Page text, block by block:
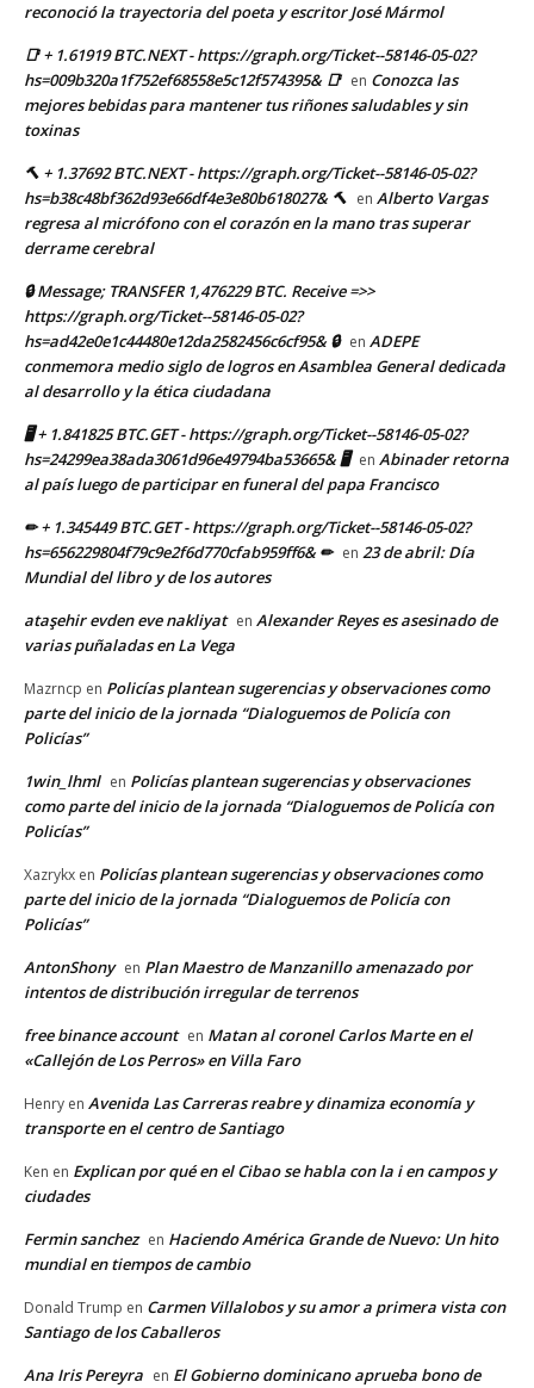
reconoció la trayectoria del poeta y escritor José Mármol
📑 + 1.61919 BTC.NEXT - https://graph.org/Ticket--58146-05-02?
hs=009b320a1f752ef68558e5c12f574395& 📑 en Conozca las
mejores bebidas para mantener tus riñones saludables y sin
toxinas
🔨 + 1.37692 BTC.NEXT - https://graph.org/Ticket--58146-05-02?
hs=b38c48bf362d93e66df4e3e80b618027& 🔨 en Alberto Vargas
regresa al micrófono con el corazón en la mano tras superar
derrame cerebral
🔒 Message; TRANSFER 1,476229 BTC. Receive =>>
https://graph.org/Ticket--58146-05-02?
hs=ad42e0e1c44480e12da2582456c6cf95& 🔒 en ADEPE
conmemora medio siglo de logros en Asamblea General dedicada
al desarrollo y la ética ciudadana
🖥 + 1.841825 BTC.GET - https://graph.org/Ticket--58146-05-02?
hs=24299ea38ada3061d96e49794ba53665& 🖥 en Abinader retorna
al país luego de participar en funeral del papa Francisco
✏ + 1.345449 BTC.GET - https://graph.org/Ticket--58146-05-02?
hs=656229804f79c9e2f6d770cfab959ff6& ✏ en 23 de abril: Día
Mundial del libro y de los autores
ataşehir evden eve nakliyat en Alexander Reyes es asesinado de
varias puñaladas en La Vega
Mazrncp en Policías plantean sugerencias y observaciones como
parte del inicio de la jornada “Dialoguemos de Policía con
Policías”
1win_lhml en Policías plantean sugerencias y observaciones
como parte del inicio de la jornada “Dialoguemos de Policía con
Policías”
Xazrykx en Policías plantean sugerencias y observaciones como
parte del inicio de la jornada “Dialoguemos de Policía con
Policías”
AntonShony en Plan Maestro de Manzanillo amenazado por
intentos de distribución irregular de terrenos
free binance account en Matan al coronel Carlos Marte en el
«Callejón de Los Perros» en Villa Faro
Henry en Avenida Las Carreras reabre y dinamiza economía y
transporte en el centro de Santiago
Ken en Explican por qué en el Cibao se habla con la i en campos y
ciudades
Fermin sanchez en Haciendo América Grande de Nuevo: Un hito
mundial en tiempos de cambio
Donald Trump en Carmen Villalobos y su amor a primera vista con
Santiago de los Caballeros
Ana Iris Pereyra en El Gobierno dominicano aprueba bono de